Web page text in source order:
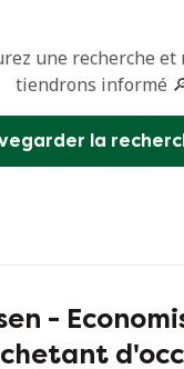
une recherche et
tiendrons informé
la
-